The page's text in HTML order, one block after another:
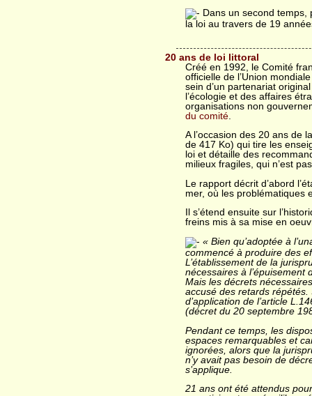
Dans un second
la loi au travers de 19
20 ans de loi littoral
Créé en 1992, le Comité
officielle de l’Union
sein d’un partenariat
l’écologie et des affaires
organisations non
du comité
A l’occasion des 20 ans de
de 417 Ko) qui tire les
loi et détaille des
milieux fragiles, qui n’est
Le rapport décrit d’abord
mer, où les problématiques
Il s’étend ensuite sur
freins mis à sa mise en
« Bien qu’adoptée à
commencé à produire des
L’établissement de la
nécessaires à
Mais les décrets
accusé des retards
d’application de l’article
(décret du 20 septembre
Pendant ce temps, les
espaces remarquables et
ignorées, alors que la
n’y avait pas besoin de
s’applique.
21 ans ont été attendus